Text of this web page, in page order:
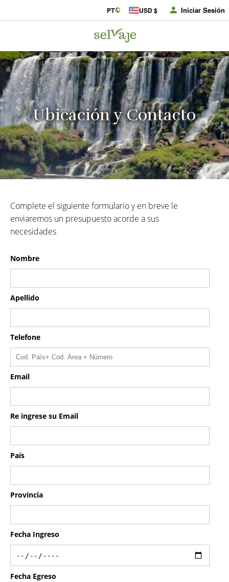
PT USD $ Iniciar Sesión
Ubicación y Contacto
Complete el siguiente formulario y en breve le
enviaremos un presupuesto acorde a sus
necesidades
Nombre
Apellido
Telefone
Email
Re ingrese su Email
País
Provincia
Fecha Ingreso
Fecha Egreso